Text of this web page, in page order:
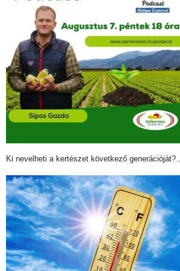
Ki nevelheti a kertészet következő generációját?…